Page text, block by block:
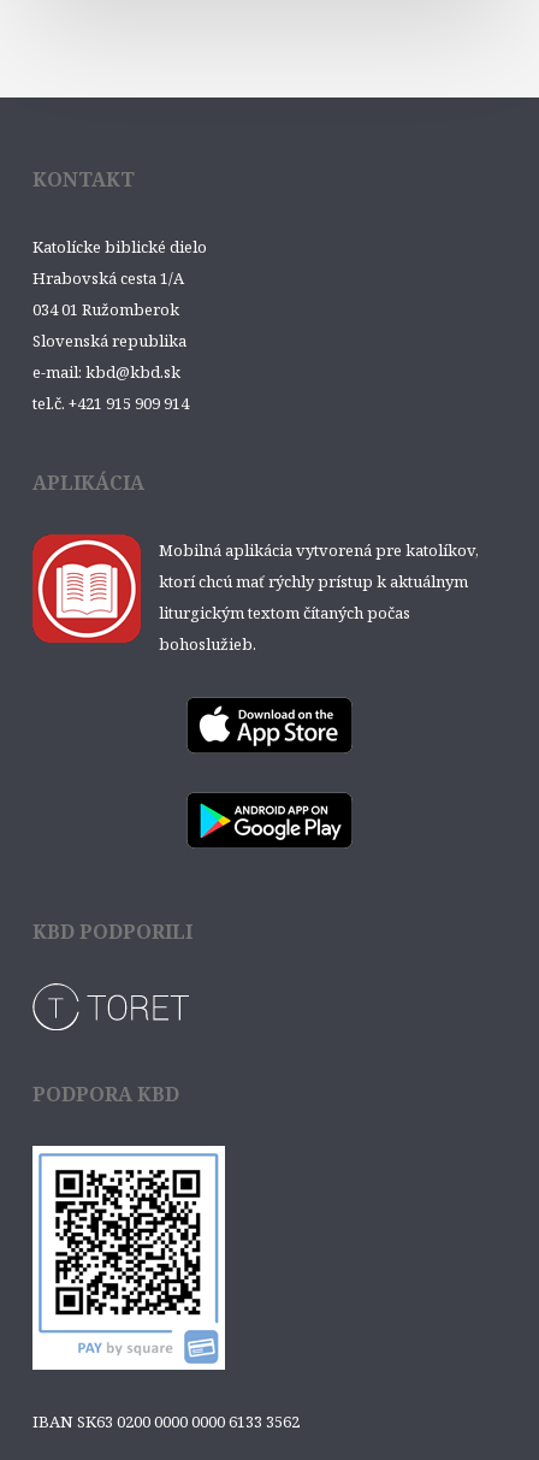
KONTAKT
Katolícke biblické dielo
Hrabovská cesta 1/A
034 01 Ružomberok
Slovenská republika
e-mail: kbd@kbd.sk
tel.č. +421 915 909 914
APLIKÁCIA
Mobilná aplikácia vytvorená pre katolíkov,
ktorí chcú mať rýchly prístup k aktuálnym
liturgickým textom čítaných počas
bohoslužieb.
KBD PODPORILI
PODPORA KBD
IBAN SK63 0200 0000 0000 6133 3562